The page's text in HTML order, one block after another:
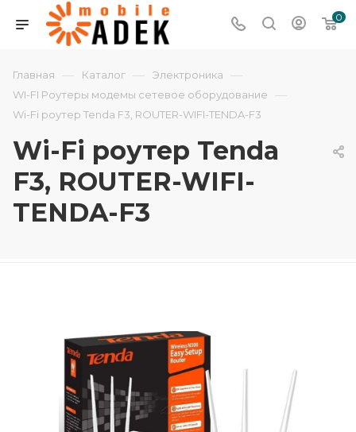
0
Главная — Каталог — Электроника —
WI-FI Роутеры модемы сетевое оборудование —
Wi-Fi роутер Tenda F3, ROUTER-WIFI-TENDA-F3
Wi-Fi роутер Tenda
F3, ROUTER-WIFI-
TENDA-F3